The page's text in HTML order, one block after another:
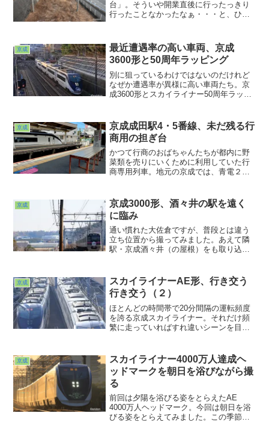
台」。そういや開業直後に行ったっきり
行ったことなかったなぁ・・・と、ひっ
ぁ過去ポジの整理も進めなきゃ。忘れて
いた宿題に気付いてしまったような心
境。さて一番近いとこと思われる未成
線？今度は晴れた日に行ってみよう。
京成
最近遭遇率の高い車両、京成
3600形と50周年ラッピング
別に狙っているわけではないのだけれど
なぜか遭遇率が異様に高い車両たち。京
成3600形とスカイライナー50周年ラッピ
ています。運がいいよなぁ・・・。こう
いうところがツイてれば、仕事なんかお
っぺけペーでも構いませんわwww（おい
おい）そんな日々ですわw
京成
京成成田駅4・5番線、未だ残る行
商用の担ぎ台
かつて行商のおばちゃんたちが都内に野
菜類を売りにいくために利用していた行
商専用列車。地元の京成では、青電２両
姿を見た記憶があります。私が小学生の
頃だったかなぁ。その後上り電車の最後
尾１両だけになり、いつの間にか廃止さ
れてしまっていました。
京成
京成3000形、酒々井の駅を遠く
に臨み
通い慣れた大佐倉ですが、普段とは違う
立ち位置から撮ってみました。あえて隣
駅・京成酒々井（の屋根）をも取り込ん
京成
スカイライナーAE形、行き交う
行き交う（２）
ほとんどの時間帯で20分間隔の運転頻度
を誇る京成スカイライナー。それだけ頻
繁に走っていればすれ違いシーンを目に
前に撤収してしまっていることしばし。
京成
スカイライナー4000万人達成ヘ
ッドマークを朝日を浴びながら撮
る
前回は夕陽を浴びる姿をとらえたAE
4000万人ヘッドマーク。今回は朝日を浴
びる姿をとらえてみました。この季節朝